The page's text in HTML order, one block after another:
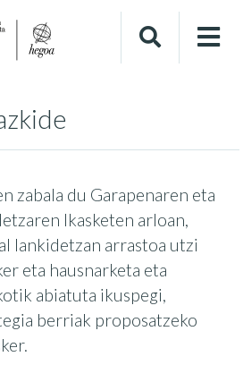
zabala du Garapenaren eta
Ikasketen arloan,
lankidetzan arrastoa utzi
eta hausnarketa eta
abiatuta ikuspegi,
berriak proposatzeko